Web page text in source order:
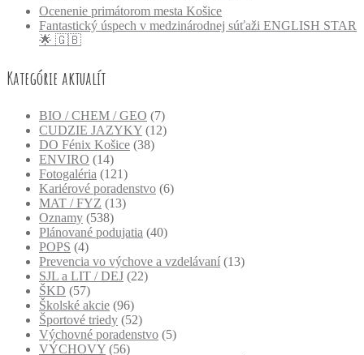
Ocenenie primátorom mesta Košice
Fantastický úspech v medzinárodnej súťaži ENGLISH STAR
🌟 🇬🇧
Kategórie aktualít
BIO / CHEM / GEO (7)
CUDZIE JAZYKY (12)
DO Fénix Košice (38)
ENVIRO (14)
Fotogaléria (121)
Kariérové poradenstvo (6)
MAT / FYZ (13)
Oznamy (538)
Plánované podujatia (40)
POPS (4)
Prevencia vo výchove a vzdelávaní (13)
SJL a LIT / DEJ (22)
ŠKD (57)
Školské akcie (96)
Športové triedy (52)
Výchovné poradenstvo (5)
VÝCHOVY (56)